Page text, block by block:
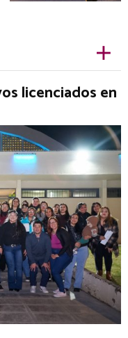
licenciados en